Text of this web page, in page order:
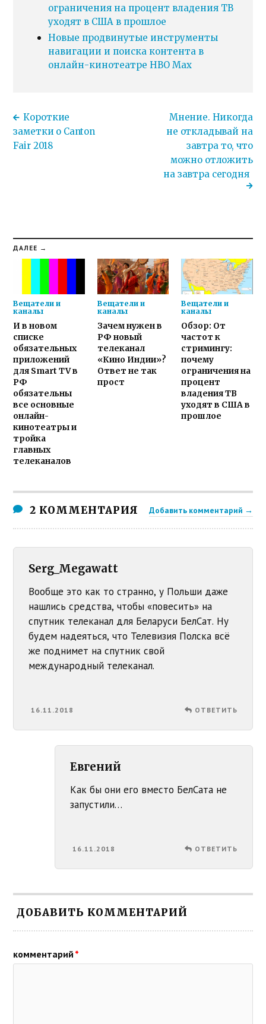
ограничения на процент владения ТВ
уходят в США в прошлое
Новые продвинутые инструменты
навигации и поиска контента в
онлайн-кинотеатре HBO Max
Короткие
заметки о Canton
Fair 2018
Мнение. Никогда
не откладывай на
завтра то, что
можно отложить
на завтра сегодня
ДАЛЕЕ →
Вещатели и
каналы
И в новом
списке
обязательных
приложений
для Smart TV в
РФ
обязательны
все основные
онлайн-
кинотеатры и
тройка
главных
телеканалов
Вещатели и
каналы
Зачем нужен в
РФ новый
телеканал
«Кино Индии»?
Ответ не так
прост
Вещатели и
каналы
Обзор: От
частот к
стримингу:
почему
ограничения на
процент
владения ТВ
уходят в США в
прошлое
2 КОММЕНТАРИЯ Добавить комментарий →
Serg_Megawatt
Вообще это как то странно, у Польши даже
нашлись средства, чтобы «повесить» на
спутник телеканал для Беларуси БелСат. Ну
будем надеяться, что Телевизия Полска всё
же поднимет на спутник свой
международный телеканал.
16.11.2018 ОТВЕТИТЬ
Евгений
Как бы они его вместо БелСата не
запустили…
16.11.2018 ОТВЕТИТЬ
ДОБАВИТЬ КОММЕНТАРИЙ
комментарий *